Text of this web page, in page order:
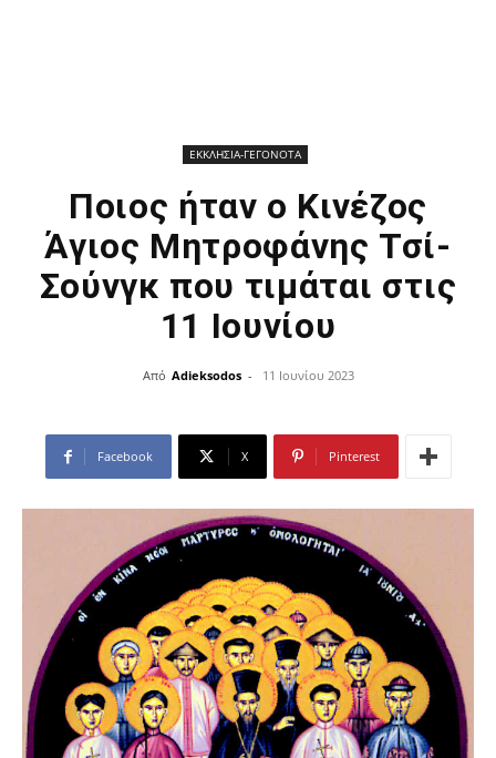
ΕΚΚΛΗΣΙΑ-ΓΕΓΟΝΟΤΑ
Ποιος ήταν ο Κινέζος
Άγιος Μητροφάνης Τσί-
Σούνγκ που τιμάται στις
11 Ιουνίου
Από Adieksodos - 11 Ιουνίου 2023
Facebook X Pinterest